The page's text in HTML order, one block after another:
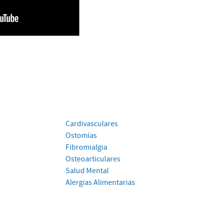
Cardivasculares
Ostomías
Fibromialgia
Osteoarticulares
Salud Mental
Alergias Alimentarias